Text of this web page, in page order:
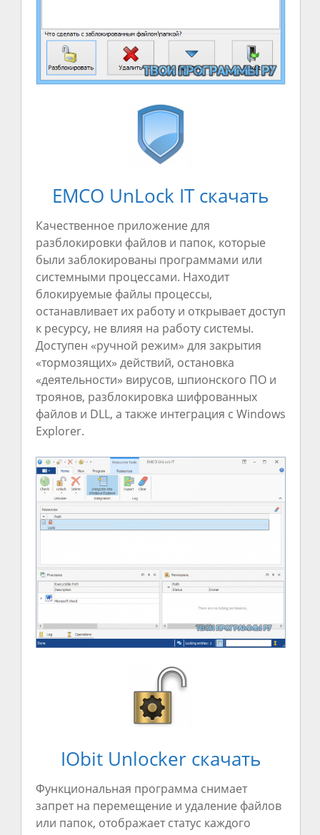
EMCO UnLock IT скачать
Качественное приложение для
разблокировки файлов и папок, которые
были заблокированы программами или
системными процессами. Находит
блокируемые файлы процессы,
останавливает их работу и открывает доступ
к ресурсу, не влияя на работу системы.
Доступен «ручной режим» для закрытия
«тормозящих» действий, остановка
«деятельности» вирусов, шпионского ПО и
троянов, разблокировка шифрованных
файлов и DLL, а также интеграция с Windows
Explorer.
IObit Unlocker скачать
Функциональная программа снимает
запрет на перемещение и удаление файлов
или папок, отображает статус каждого